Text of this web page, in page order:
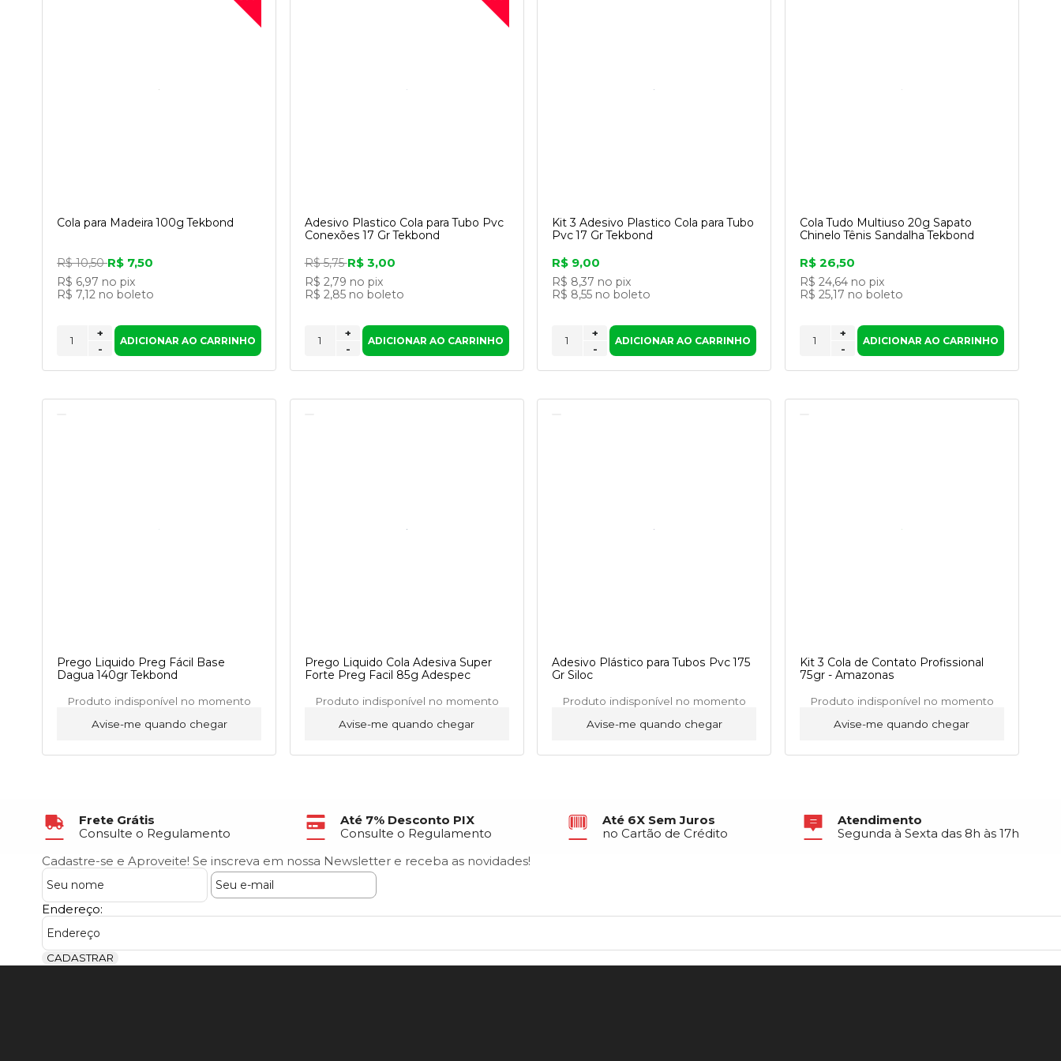
Cola para Madeira 100g Tekbond
R$ 10,50R$ 7,50
R$ 6,97 no pix
R$ 7,12 no boleto
-
+
ADICIONAR AO CARRINHO
Adesivo Plastico Cola para Tubo Pvc
Conexões 17 Gr Tekbond
R$ 5,75R$ 3,00
R$ 2,79 no pix
R$ 2,85 no boleto
-
+
ADICIONAR AO CARRINHO
Kit 3 Adesivo Plastico Cola para Tubo
Pvc 17 Gr Tekbond
R$ 9,00
R$ 8,37 no pix
R$ 8,55 no boleto
-
+
ADICIONAR AO CARRINHO
Cola Tudo Multiuso 20g Sapato
Chinelo Tênis Sandalha Tekbond
R$ 26,50
R$ 24,64 no pix
R$ 25,17 no boleto
-
+
ADICIONAR AO CARRINHO
Prego Liquido Preg Fácil Base
Dagua 140gr Tekbond
Produto indisponível no momento
Avise-me quando chegar
Prego Liquido Cola Adesiva Super
Forte Preg Facil 85g Adespec
Produto indisponível no momento
Avise-me quando chegar
Adesivo Plástico para Tubos Pvc 175
Gr Siloc
Produto indisponível no momento
Avise-me quando chegar
Kit 3 Cola de Contato Profissional
75gr - Amazonas
Produto indisponível no momento
Avise-me quando chegar
Frete Grátis
Consulte o Regulamento
Até 7% Desconto PIX
Consulte o Regulamento
Até 6X Sem Juros
no Cartão de Crédito
Atendimento
Segunda à Sexta das 8h às 17h
Cadastre-se e Aproveite! Se inscreva em nossa Newsletter e receba as novidades!
Endereço:
CADASTRAR